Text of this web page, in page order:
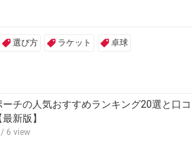
選び方 ラケット 卓球
ーチの人気おすすめランキング20選と口コ
新版】
/ 6 view